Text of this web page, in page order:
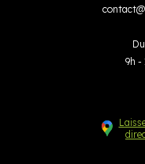
contact@
9h -